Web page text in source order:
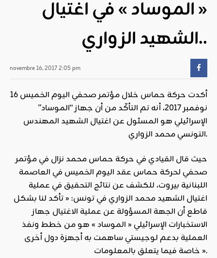
« الموساد » في اغتيال
الشهيد الزواري..
novembre 16, 2017 2:05 pm
أكدت حركة حماس خلال مؤتمر صحفي اليوم الخميس 16
نوفمبر 2017، أنه تم التأكّد من أن جهاز “الموساد”
الإسرائيلي هو المسئول عن اغتيال الشهيد المهندس
التونسي محمد الزواري.
حيث قال القيادي في حركة حماس محمد نزال في مؤتمر
صحفي لحركة حماس عقد اليوم الخميس في العاصمة
اللبنانية بيروت، للكشف عن نتائج التحقيق في عملية
اغتيال الشهيد محمد الزواري في تونس: « تأكد لنا بشكل
قاطع أن الجهة المسؤولة عن عملية الاغتيال جهاز
الاستخبارات الإسرائيلي « الموساد » هو من خطط ونفذ
العملية بدعم لوجيستي ساهمت به أجهزة دول أخرى
خاصة فيما يتعلق بالمعلومات ».